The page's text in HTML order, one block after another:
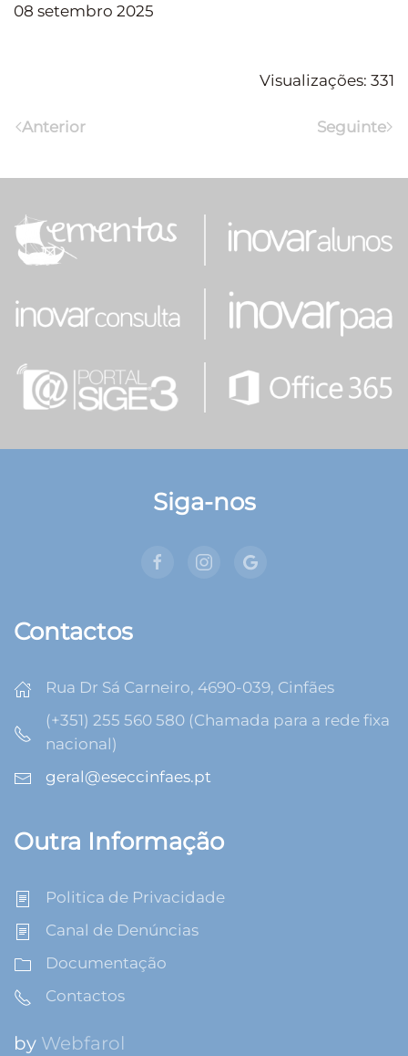
08 setembro 2025
Visualizações: 331
Anterior Seguinte
Siga-nos
Contactos
Rua Dr Sá Carneiro, 4690-039, Cinfães
(+351) 255 560 580 (Chamada para a rede fixa
nacional)
geral@eseccinfaes.pt
Outra Informação
Politica de Privacidade
Canal de Denúncias
Documentação
Contactos
by Webfarol